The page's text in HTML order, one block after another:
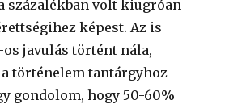
százalékban volt kiugróan
képest. Az is
javulás történt nála,
történelem tantárgyhoz
gondolom, hogy 50-60%